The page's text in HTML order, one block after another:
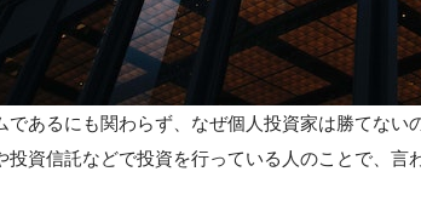
あるにも関わらず、なぜ個人投資家は勝てな
投資信託などで投資を行っている人のことで、言